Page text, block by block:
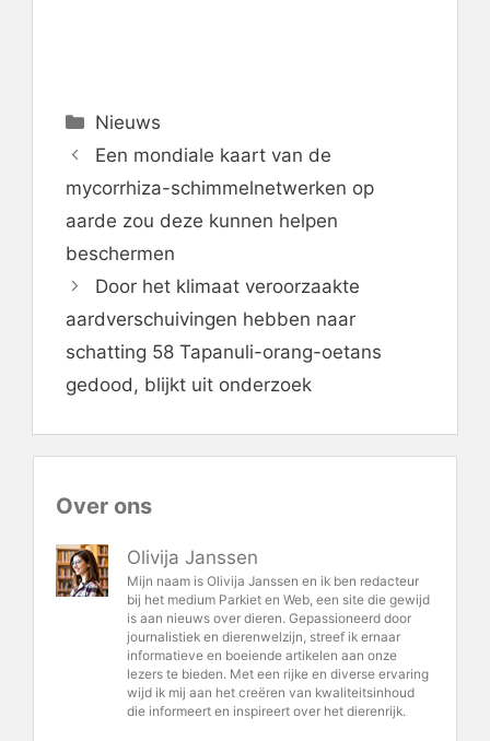
Categorieën
Nieuws
Een mondiale kaart van de
mycorrhiza-schimmelnetwerken op
aarde zou deze kunnen helpen
beschermen
Door het klimaat veroorzaakte
aardverschuivingen hebben naar
schatting 58 Tapanuli-orang-oetans
gedood, blijkt uit onderzoek
Over ons
Olivija Janssen
Mijn naam is Olivija Janssen en ik ben redacteur
bij het medium Parkiet en Web, een site die gewijd
is aan nieuws over dieren. Gepassioneerd door
journalistiek en dierenwelzijn, streef ik ernaar
informatieve en boeiende artikelen aan onze
lezers te bieden. Met een rijke en diverse ervaring
wijd ik mij aan het creëren van kwaliteitsinhoud
die informeert en inspireert over het dierenrijk.